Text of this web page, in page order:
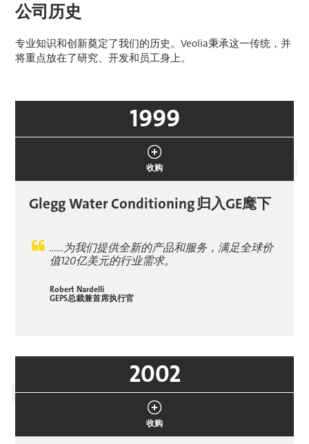
公司历史
专业知识和创新奠定了我们的历史。Veolia秉承这一传统，并
将重点放在了研究、开发和员工身上。
1999
收购
Glegg Water Conditioning归入GE麾下
……为我们提供全新的产品和服务，满足全球价
值120亿美元的行业需求。
Robert Nardelli
GEPS总裁兼首席执行官
2002
收购